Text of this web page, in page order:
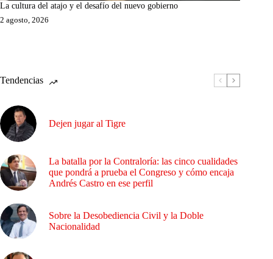
La cultura del atajo y el desafío del nuevo gobierno
2 agosto, 2026
Tendencias
Dejen jugar al Tigre
La batalla por la Contraloría: las cinco cualidades
que pondrá a prueba el Congreso y cómo encaja
Andrés Castro en ese perfil
Sobre la Desobediencia Civil y la Doble
Nacionalidad